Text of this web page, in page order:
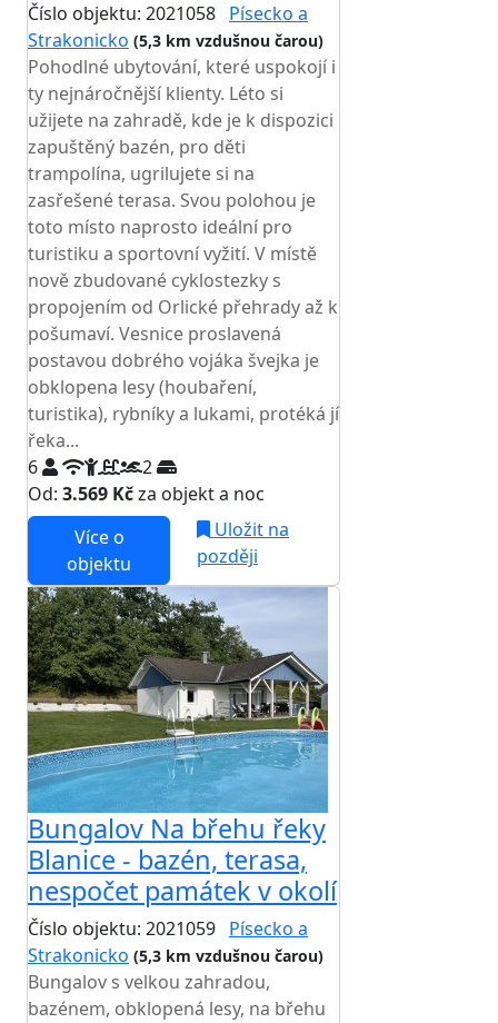
Číslo objektu: 2021058 Písecko a
Strakonicko (5,3 km vzdušnou čarou)
Pohodlné ubytování, které uspokojí i
ty nejnáročnější klienty. Léto si
užijete na zahradě, kde je k dispozici
zapuštěný bazén, pro děti
trampolína, ugrilujete si na
zasřešené terasa. Svou polohou je
toto místo naprosto ideální pro
turistiku a sportovní vyžití. V místě
nově zbudované cyklostezky s
propojením od Orlické přehrady až k
pošumaví. Vesnice proslavená
postavou dobrého vojáka švejka je
obklopena lesy (houbaření,
turistika), rybníky a lukami, protéká jí
řeka...
6
2
Od: 3.569 Kčza objekt a noc
Více o
objektu
Uložit na
později
Bungalov Na břehu řeky
Blanice - bazén, terasa,
nespočet památek v okolí
Číslo objektu: 2021059 Písecko a
Strakonicko (5,3 km vzdušnou čarou)
Bungalov s velkou zahradou,
bazénem, obklopená lesy, na břehu